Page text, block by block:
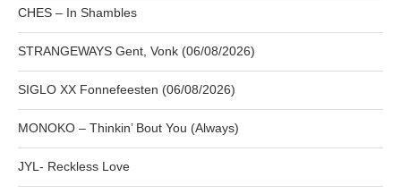
CHES – In Shambles
STRANGEWAYS Gent, Vonk (06/08/2026)
SIGLO XX Fonnefeesten (06/08/2026)
MONOKO – Thinkin’ Bout You (Always)
JYL- Reckless Love